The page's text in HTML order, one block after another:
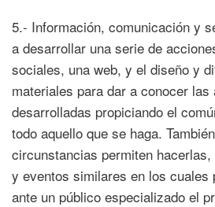
5.- Información, comunicación y
a desarrollar una serie de
sociales, una web, y el diseño y
materiales para dar a conocer las
desarrolladas propiciando el
todo aquello que se haga.
circunstancias permiten
y eventos similares en los cuales
ante un público especializado el